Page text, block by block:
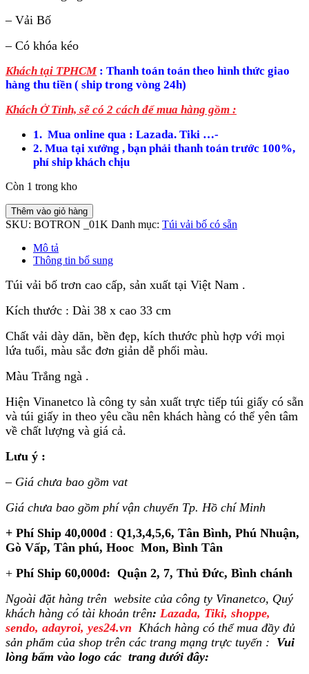
– Vải Bố
– Có khóa kéo
Khách tại TPHCM: Thanh toán toán theo hình thức giao
hàng thu tiền ( ship trong vòng 24h)
Khách Ở Tỉnh, sẽ có 2 cách để mua hàng gồm :
1. Mua online qua : Lazada. Tiki …-
2. Mua tại xưởng , bạn phải thanh toán trước 100%,
phí ship khách chịu
Còn 1 trong kho
Thêm vào giỏ hàng
SKU: BOTRON _01K Danh mục: Túi vải bố có sẵn
Mô tả
Thông tin bổ sung
Túi vải bố trơn cao cấp, sản xuất tại Việt Nam .
Kích thước : Dài 38 x cao 33 cm
Chất vải dày dăn, bền đẹp, kích thước phù hợp với mọi
lứa tuổi, màu sắc đơn giản dễ phối màu.
Màu Trắng ngà .
Hiện Vinanetco là công ty sản xuất trực tiếp túi giấy có sẵn
và túi giấy in theo yêu cầu nên khách hàng có thể yên tâm
về chất lượng và giá cả.
Lưu ý :
– Giá chưa bao gồm vat
Giá chưa bao gồm phí vận chuyển Tp. Hồ chí Minh
+ Phí Ship 40,000đ : Q1,3,4,5,6, Tân Bình, Phú Nhuận,
Gò Vấp, Tân phú, Hooc Mon, Bình Tân
+ Phí Ship 60,000đ: Quận 2, 7, Thủ Đức, Bình chánh
Ngoài đặt hàng trên website của công ty Vinanetco, Quý
khách hàng có tài khoản trên: Lazada, Tiki, shoppe,
sendo, adayroi, yes24.vn Khách hàng có thể mua đầy đủ
sản phẩm của shop trên các trang mạng trực tuyến : Vui
lòng bấm vào logo các trang dưới đây: